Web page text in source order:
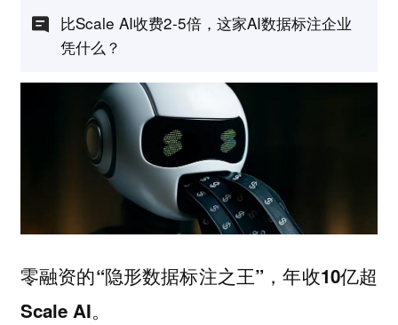
比Scale AI收费2-5倍，这家AI数据标注企业
凭什么？
零融资的“隐形数据标注之王”，年收10亿超
Scale AI。